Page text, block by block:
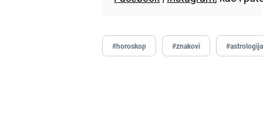
#horoskop #znakovi #astrologija